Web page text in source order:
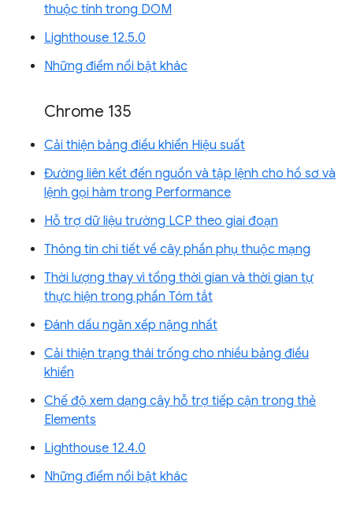
thuộc tính trong DOM
Lighthouse 12.5.0
Những điểm nổi bật khác
Chrome 135
Cải thiện bảng điều khiển Hiệu suất
Đường liên kết đến nguồn và tập lệnh cho hồ sơ và
lệnh gọi hàm trong Performance
Hỗ trợ dữ liệu trường LCP theo giai đoạn
Thông tin chi tiết về cây phần phụ thuộc mạng
Thời lượng thay vì tổng thời gian và thời gian tự
thực hiện trong phần Tóm tắt
Đánh dấu ngăn xếp nặng nhất
Cải thiện trạng thái trống cho nhiều bảng điều
khiển
Chế độ xem dạng cây hỗ trợ tiếp cận trong thẻ
Elements
Lighthouse 12.4.0
Những điểm nổi bật khác